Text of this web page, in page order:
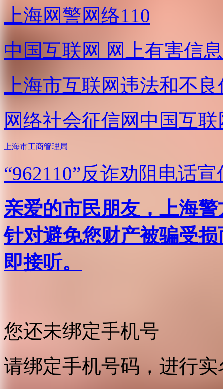
上海网警网络110
中国互联网 网上有害信
上海市互联网违法和不
网络社会征信网 中国互
上海市工商管理局
“962110”反诈劝阻电话宣
亲爱的市民朋友，上海
针对避免您财产被骗受
即接听。
您还未绑定手机号
请绑定手机号码，进行